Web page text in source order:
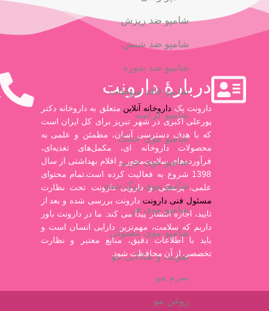
شامپو ضد ریزش
شامپو ضد شپش
شامپو ضد شوره
شامپو فاقد سولفات
شامپو کراتینه
شامپو موی خشک
شامپو موی چرب
شامپو موی رنگ شده
شامپو موی فر
شامپو موی معمولی
تقویت و شادابی مو
سرم مو
روغن مو
دربارۀ دارونت
دارونت یک داروخانه آنلاینمتعلق به داروخانه دکتر
پورعلی اکبری در شهر تبریز برای کل ایران است
که با هدف دسترسی آسان، مطمئن و علمی به
محصولات داروخانه ای، مکمل‌های تغذیه‌ای،
فرآورده‌های سلامت‌محور و اقلام بهداشتی از سال
1398 شروع به فعالیت کرده است.تمام محتوای
علمی، پزشکی و دارویی دارونت تحت نظارت
مسئول فنی دارونتدارونت بررسی شده و بعد از
تایید، اجازه انتشار پیدا می کند. ما در دارونت باور
داریم که سلامت، مهم‌ترین دارایی انسان است و
باید با اطلاعات دقیق، منابع معتبر و نظارت
تخصصی از آن محافظت شود.